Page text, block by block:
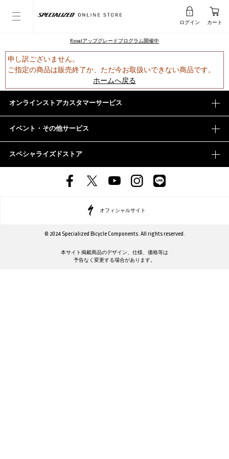
ログイン カート
Rovalアップグレードプログラム開催中
申し訳ございません。
ご指定の商品は販売終了か、ただ今お取扱いできない商品です。
ホームへ戻る
オンラインストアカスタマーサービス
イベント・その他サービス
スペシャライズドストア
オフィシャルサイト
© 2024 Specialized Bicycle Components. All rights reserved.
本サイト掲載商品のデザイン、仕様、価格等は
予告なく変更する場合があります。